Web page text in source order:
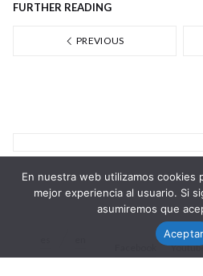
FURTHER READING
PREVIOUS
En nuestra web utilizamos cookies
mejor experiencia al usuario. Si
asumiremos que
Aceptar